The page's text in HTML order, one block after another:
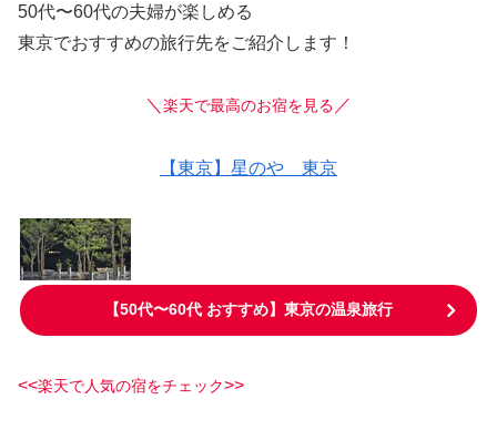
50代〜60代の夫婦が楽しめる
東京でおすすめの旅行先をご紹介します！
＼ 楽天で最高のお宿を見る ／
【東京】星のや 東京
【50代〜60代 おすすめ】東京の温泉旅行
<<楽天で人気の宿をチェック>>